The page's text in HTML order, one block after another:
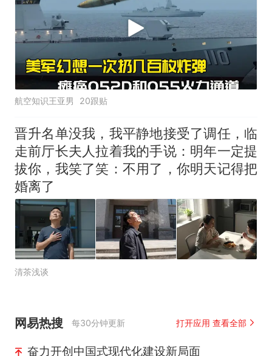
航空知识王亚男 20跟贴
晋升名单没我，我平静地接受了调任，临
走前厅长夫人拉着我的手说：明年一定提
拔你，我笑了笑：不用了，你明天记得把
婚离了
清茶浅谈
网易热搜 每30分钟更新 打开应用 查看全部
奋力开创中国式现代化建设新局面